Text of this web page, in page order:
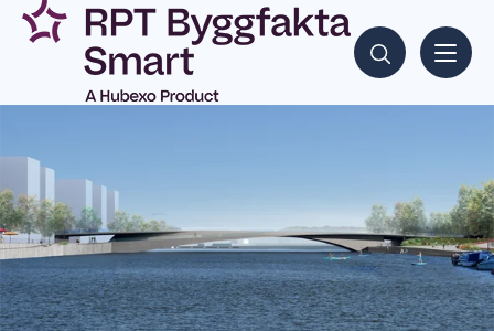
Siirry
sisältöön
Hae sisältöjä